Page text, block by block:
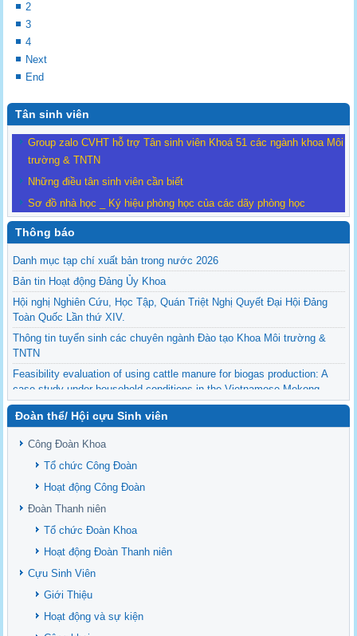
2
3
4
Next
End
Tân sinh viên
Group zalo CVHT hỗ trợ Tân sinh viên Khoá 51 các ngành khoa Môi
trường & TNTN
Những điều tân sinh viên cần biết
Sơ đồ nhà học _ Ký hiệu phòng học của các dãy phòng học
Thông báo
Danh mục tạp chí xuất bản trong nước 2026
Bản tin Hoạt động Đảng Ủy Khoa
Hội nghị Nghiên Cứu, Học Tập, Quán Triệt Nghị Quyết Đại Hội Đảng
Toàn Quốc Lần thứ XIV.
Thông tin tuyển sinh các chuyên ngành Đào tạo Khoa Môi trường &
TNTN
Feasibility evaluation of using cattle manure for biogas production: A
case study under household conditions in the Vietnamese Mekong
Delta
Sediment properties in flood-based farming systems in the Vietnamese
upstream Mekong Delta
Danh mục tạp chí xuất bản Quốc Tế 2026
Danh Mục các Đề Tài NCKH cấp Tỉnh năm 2024
Văn bản - Quy định
Ban chấp hành Đảng bộ khoa
Đoàn thể/ Hội cựu Sinh viên
Công Đoàn Khoa
Tổ chức Công Đoàn
Hoạt động Công Đoàn
Đoàn Thanh niên
Tổ chức Đoàn Khoa
Hoạt động Đoàn Thanh niên
Cựu Sinh Viên
Giới Thiệu
Hoạt động và sự kiện